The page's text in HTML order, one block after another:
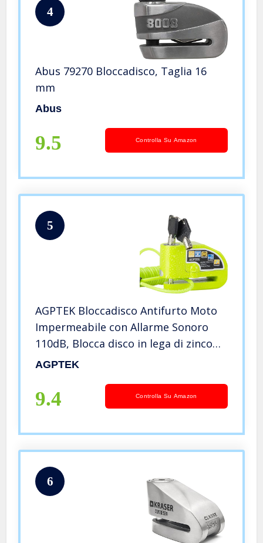
4
Abus 79270 Bloccadisco, Taglia 16
mm
Abus
9.5 Controlla Su Amazon
5
AGPTEK Bloccadisco Antifurto Moto
Impermeabile con Allarme Sonoro
110dB, Blocca disco in lega di zinco
per moto, bici e monopattino, 2
AGPTEK
9.4 Controlla Su Amazon
6